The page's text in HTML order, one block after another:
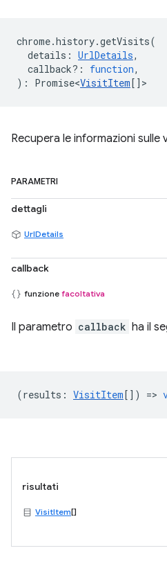
chrome.history.getVisits(
details : UrlDetails,
callback? : function,
) : Promise<VisitItem[] >
Recupera le informazioni sulle
PARAMETRI
dettagli
UrlDetails
callback
funzione facoltativa
Il parametro callback ha il
(results : VisitItem[]) =>
risultati
VisitItem[]